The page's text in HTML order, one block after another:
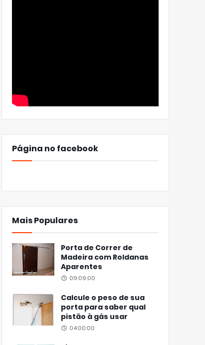
Página no facebook
Mais Populares
Porta de Correr de
Madeira com Roldanas
Aparentes
09:09:00
Calcule o peso de sua
porta para saber qual
pistão à gás usar
04:00:00